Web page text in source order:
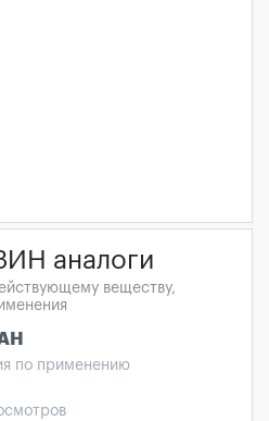
аналоги
веществу,
по применению